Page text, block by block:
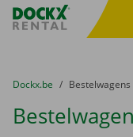
Fratello DEMO
U bevindt zich hier:
van
Dockx.be naar
Bestelwagens